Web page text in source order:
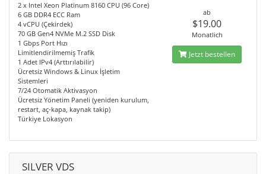
2 x Intel Xeon Platinum 8160 CPU (96 Core)
6 GB DDR4 ECC Ram
4 vCPU (Çekirdek)
70 GB Gen4 NVMe M.2 SSD Disk
1 Gbps Port Hızı
Limitlendirilmemiş Trafik
1 Adet IPv4 (Arttırılabilir)
Ücretsiz Windows & Linux İşletim
Sistemleri
7/24 Otomatik Aktivasyon
Ücretsiz Yönetim Paneli (yeniden kurulum,
restart, aç-kapa, kaynak takip)
Türkiye Lokasyon
ab
$19.00
Monatlich
Jetzt bestellen
SILVER VDS